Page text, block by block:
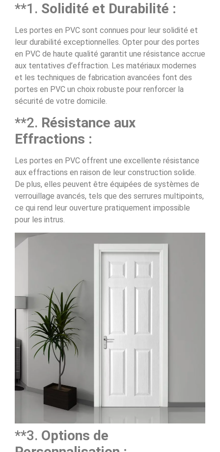
**1. Solidité et Durabilité :
Les portes en PVC sont connues pour leur solidité et
leur durabilité exceptionnelles. Opter pour des portes
en PVC de haute qualité garantit une résistance accrue
aux tentatives d’effraction. Les matériaux modernes
et les techniques de fabrication avancées font des
portes en PVC un choix robuste pour renforcer la
sécurité de votre domicile.
**2. Résistance aux
Effractions :
Les portes en PVC offrent une excellente résistance
aux effractions en raison de leur construction solide.
De plus, elles peuvent être équipées de systèmes de
verrouillage avancés, tels que des serrures multipoints,
ce qui rend leur ouverture pratiquement impossible
pour les intrus.
**3. Options de